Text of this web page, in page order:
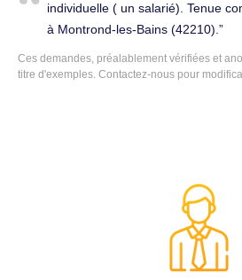
individuelle ( un salarié). Tenue
à Montrond-les-Bains (42210).
Ces demandes, préalablement vérifiées et
titre d'exemples. Contactez-nous pour